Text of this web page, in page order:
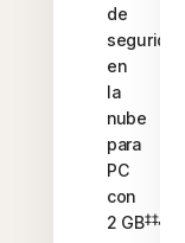
de
seguridad
en
la
nube
para
PC
con
2 GB‡‡,4